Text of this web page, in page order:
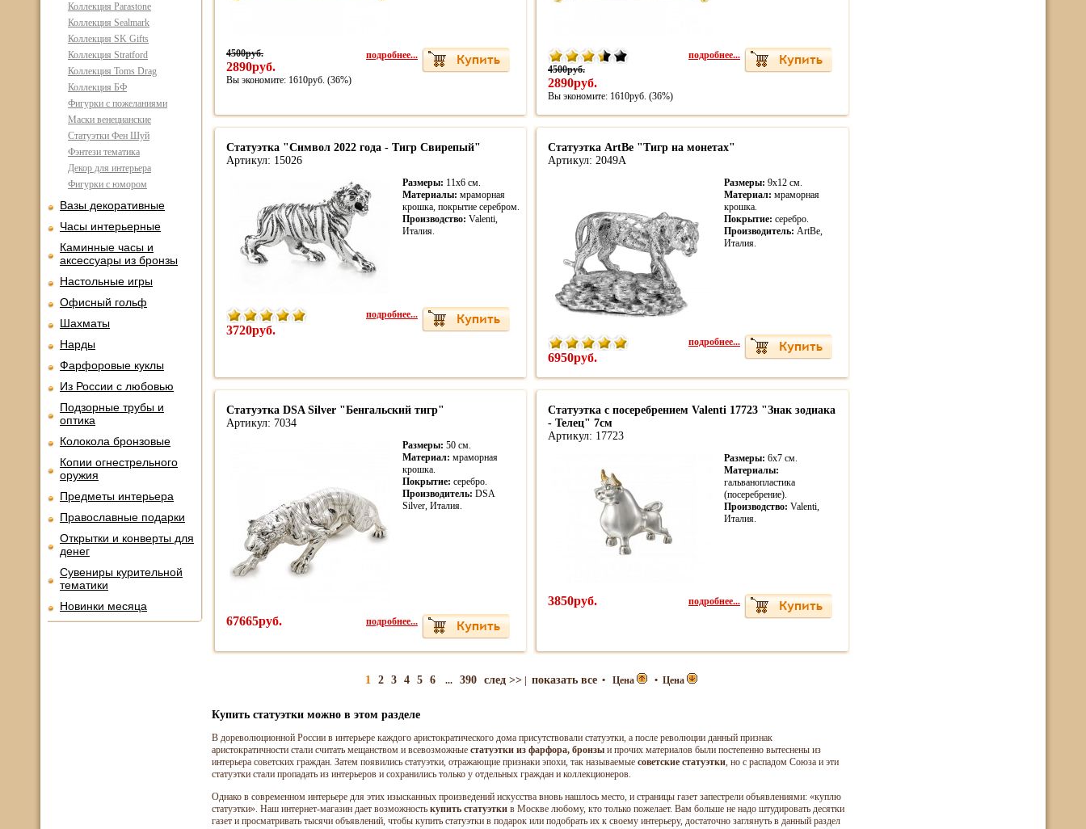
Коллекция Parastone
Коллекция Sealmark
Коллекция SK Gifts
Коллекция Stratford
Коллекция Toms Drag
Коллекция БФ
Фигурки с пожеланиями
Маски венецианские
Статуэтки Фен Шуй
Фэнтези тематика
Декор для интерьера
Фигурки с юмором
Вазы декоративные
Часы интерьерные
Каминные часы и
аксессуары из бронзы
Настольные игры
Офисный гольф
Шахматы
Нарды
Фарфоровые куклы
Из России с любовью
Подзорные трубы и
оптика
Колокола бронзовые
Копии огнестрельного
оружия
Предметы интерьера
Православные подарки
Открытки и конверты для
денег
Сувениры курительной
тематики
Новинки месяца
4500руб.
2890руб.
Вы экономите: 1610руб. (36%)
подробнее...
4500руб.
2890руб.
Вы экономите: 1610руб. (36%)
подробнее...
Статуэтка "Символ 2022 года - Тигр Свирепый"
Артикул: 15026
Размеры: 11х6 см.
Материалы: мраморная
крошка, покрытие серебром.
Производство: Valenti,
Италия.
3720руб.
подробнее...
Статуэтка ArtBe "Тигр на монетах"
Артикул: 2049A
Размеры: 9х12 см.
Материал: мраморная
крошка.
Покрытие: серебро.
Производитель: ArtBe,
Италия.
6950руб.
подробнее...
Статуэтка DSA Silver "Бенгальский тигр"
Артикул: 7034
Размеры: 50 см.
Материал: мраморная
крошка.
Покрытие: серебро.
Производитель: DSA
Silver, Италия.
67665руб. подробнее...
Статуэтка с посеребрением Valenti 17723 "Знак зодиака
- Телец" 7см
Артикул: 17723
Размеры: 6х7 см.
Материалы:
гальванопластика
(посеребрение).
Производство: Valenti,
Италия.
3850руб. подробнее...
1 2 3 4 5 6... 390 след >>| показать все• Цена • Цена
Купить статуэтки можно в этом разделе
В дореволюционной России в интерьере каждого аристократического дома присутствовали статуэтки, а после революции данный признак
аристократичности стали считать мещанством и всевозможные статуэтки из фарфора, бронзы и прочих материалов были постепенно вытеснены из
интерьера советских граждан. Затем появились статуэтки, отражающие признаки эпохи, так называемые советские статуэтки, но с распадом Союза и эти
статуэтки стали пропадать из интерьеров и сохранились только у отдельных граждан и коллекционеров.
Однако в современном интерьере для этих изысканных произведений искусства вновь нашлось место, и страницы газет запестрели объявлениями: «куплю
статуэтки». Наш интернет-магазин дает возможность купить статуэтки в Москве любому, кто только пожелает. Вам больше не надо штудировать десятки
газет и просматривать тысячи объявлений, чтобы купить статуэтки в подарок или подобрать их к своему интерьеру, достаточно заглянуть в данный раздел